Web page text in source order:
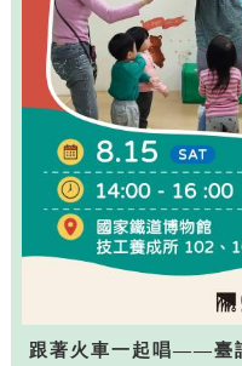
跟著火車一起唱——臺